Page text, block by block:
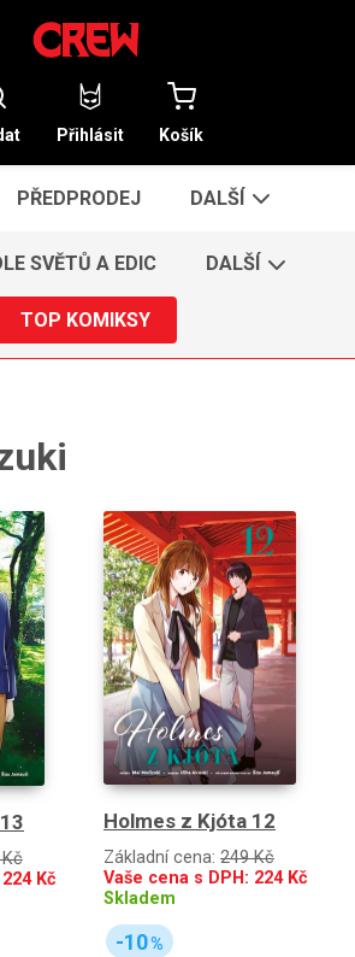
Přihlásit Košík
PŘEDPRODEJ DALŠÍ
SVĚTŮ A EDIC DALŠÍ
TOP KOMIKSY
224Kč
Holmes z Kjóta 12
Základní cena: 249 Kč
Vaše cena s DPH: 224Kč
Skladem
-10%